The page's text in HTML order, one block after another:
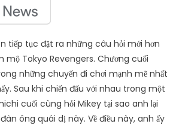
tiếp tục đặt ra những câu hỏi mới hơn
Tokyo Revengers. Chương cuối
những chuyến đi chơi mạnh mẽ nhất
Sau khi chiến đấu với nhau trong một
cuối cùng hỏi Mikey tại sao anh lại
ông quái dị này. Về điều này, anh ấy